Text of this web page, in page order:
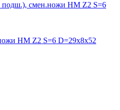
подш.), смен.ножи HM Z2 S=6
HM Z2 S=6 D=29x8x52